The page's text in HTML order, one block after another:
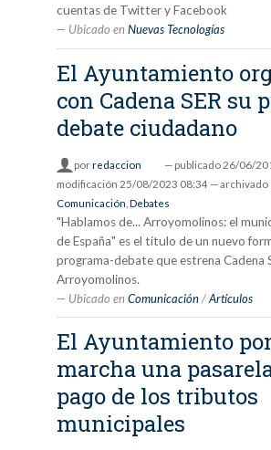
cuentas de Twitter y Facebook
Ubicado en Nuevas Tecnologías
El Ayuntamiento
con Cadena SER su
debate ciudadano
porredaccion — publicado 26/06/
modificación 25/08/2023 08:34 — archivado
Comunicación Debates
"Hablamos de... Arroyomolinos: el
de España" es el título de un nuevo
programa-debate que estrena Cadena
Arroyomolinos.
Ubicado en Comunicación /Artículos
El Ayuntamiento
marcha una
pago de los tributos
municipales